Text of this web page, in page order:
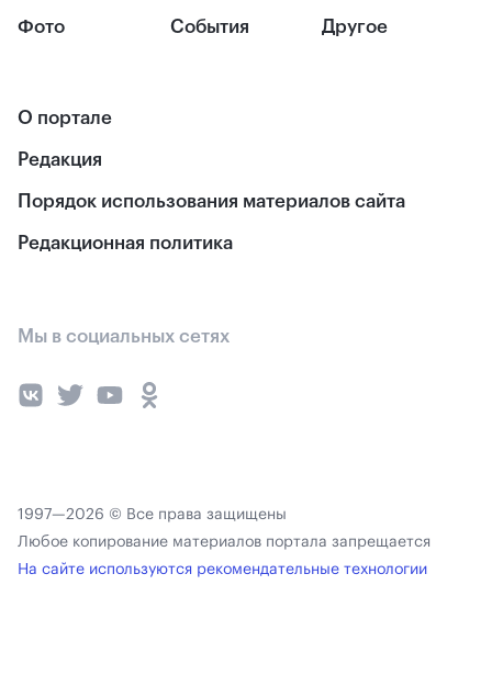
Фото События Другое
О портале
Редакция
Порядок использования материалов сайта
Редакционная политика
Мы в социальных сетях
1997—2026 © Все права защищены
Любое копирование материалов портала запрещается
На сайте используются рекомендательные технологии